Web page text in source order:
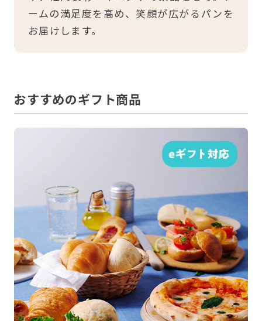
ームの満足度を高め、笑顔が広がるパンを
お届けします。
おすすめのギフト商品